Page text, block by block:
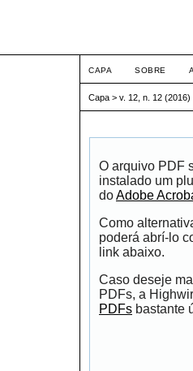
CAPA SOBRE
Capa > v. 12, n. 12 (2016)
O arquivo PDF
instalado um
doAdobe
Como
poderá abrí-lo
link abaixo.
Caso deseje
PDFs, a
PDFs bastante